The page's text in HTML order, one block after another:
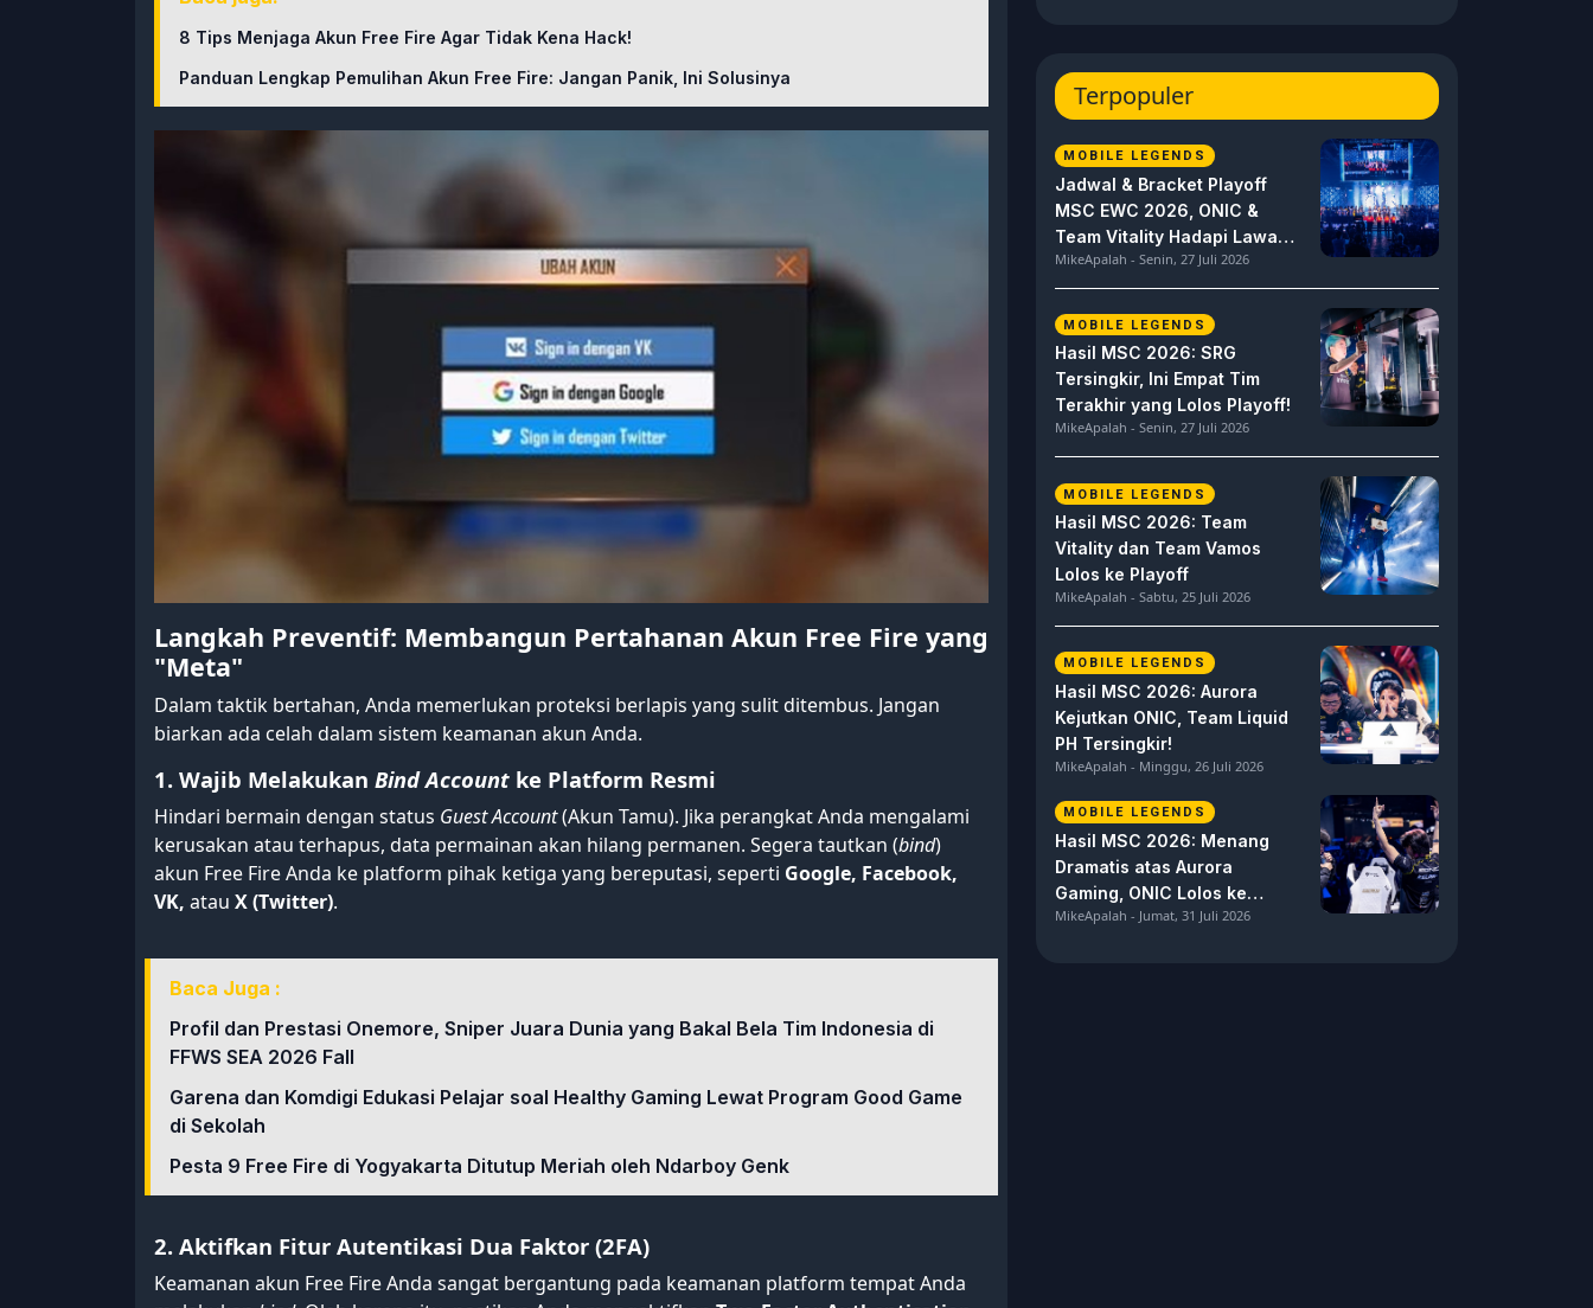
8 Tips Menjaga Akun Free Fire Agar Tidak Kena Hack!
Panduan Lengkap Pemulihan Akun Free Fire: Jangan Panik, Ini Solusinya
Langkah Preventif: Membangun Pertahanan Akun Free Fire yang
"Meta"
Dalam taktik bertahan, Anda memerlukan proteksi berlapis yang sulit ditembus. Jangan
biarkan ada celah dalam sistem keamanan akun Anda.
1. Wajib Melakukan Bind Account ke Platform Resmi
Hindari bermain dengan status Guest Account(Akun Tamu). Jika perangkat Anda mengalami
kerusakan atau terhapus, data permainan akan hilang permanen. Segera tautkan (bind)
akun Free Fire Anda ke platform pihak ketiga yang bereputasi, seperti Google, Facebook,
VK, atau X (Twitter).
Baca Juga :
Profil dan Prestasi Onemore, Sniper Juara Dunia yang Bakal Bela Tim Indonesia di
FFWS SEA 2026 Fall
Garena dan Komdigi Edukasi Pelajar soal Healthy Gaming Lewat Program Good Game
di Sekolah
Pesta 9 Free Fire di Yogyakarta Ditutup Meriah oleh Ndarboy Genk
2. Aktifkan Fitur Autentikasi Dua Faktor (2FA)
Keamanan akun Free Fire Anda sangat bergantung pada keamanan platform tempat Anda
Terpopuler
MOBILE LEGENDS
Jadwal & Bracket Playoff
MSC EWC 2026, ONIC &
Team Vitality Hadapi Lawan
Berat
MikeApalah - Senin, 27 Juli 2026
MOBILE LEGENDS
Hasil MSC 2026: SRG
Tersingkir, Ini Empat Tim
Terakhir yang Lolos Playoff!
MikeApalah - Senin, 27 Juli 2026
MOBILE LEGENDS
Hasil MSC 2026: Team
Vitality dan Team Vamos
Lolos ke Playoff
MikeApalah - Sabtu, 25 Juli 2026
MOBILE LEGENDS
Hasil MSC 2026: Aurora
Kejutkan ONIC, Team Liquid
PH Tersingkir!
MikeApalah - Minggu, 26 Juli 2026
MOBILE LEGENDS
Hasil MSC 2026: Menang
Dramatis atas Aurora
Gaming, ONIC Lolos ke
Semifinal!
MikeApalah - Jumat, 31 Juli 2026